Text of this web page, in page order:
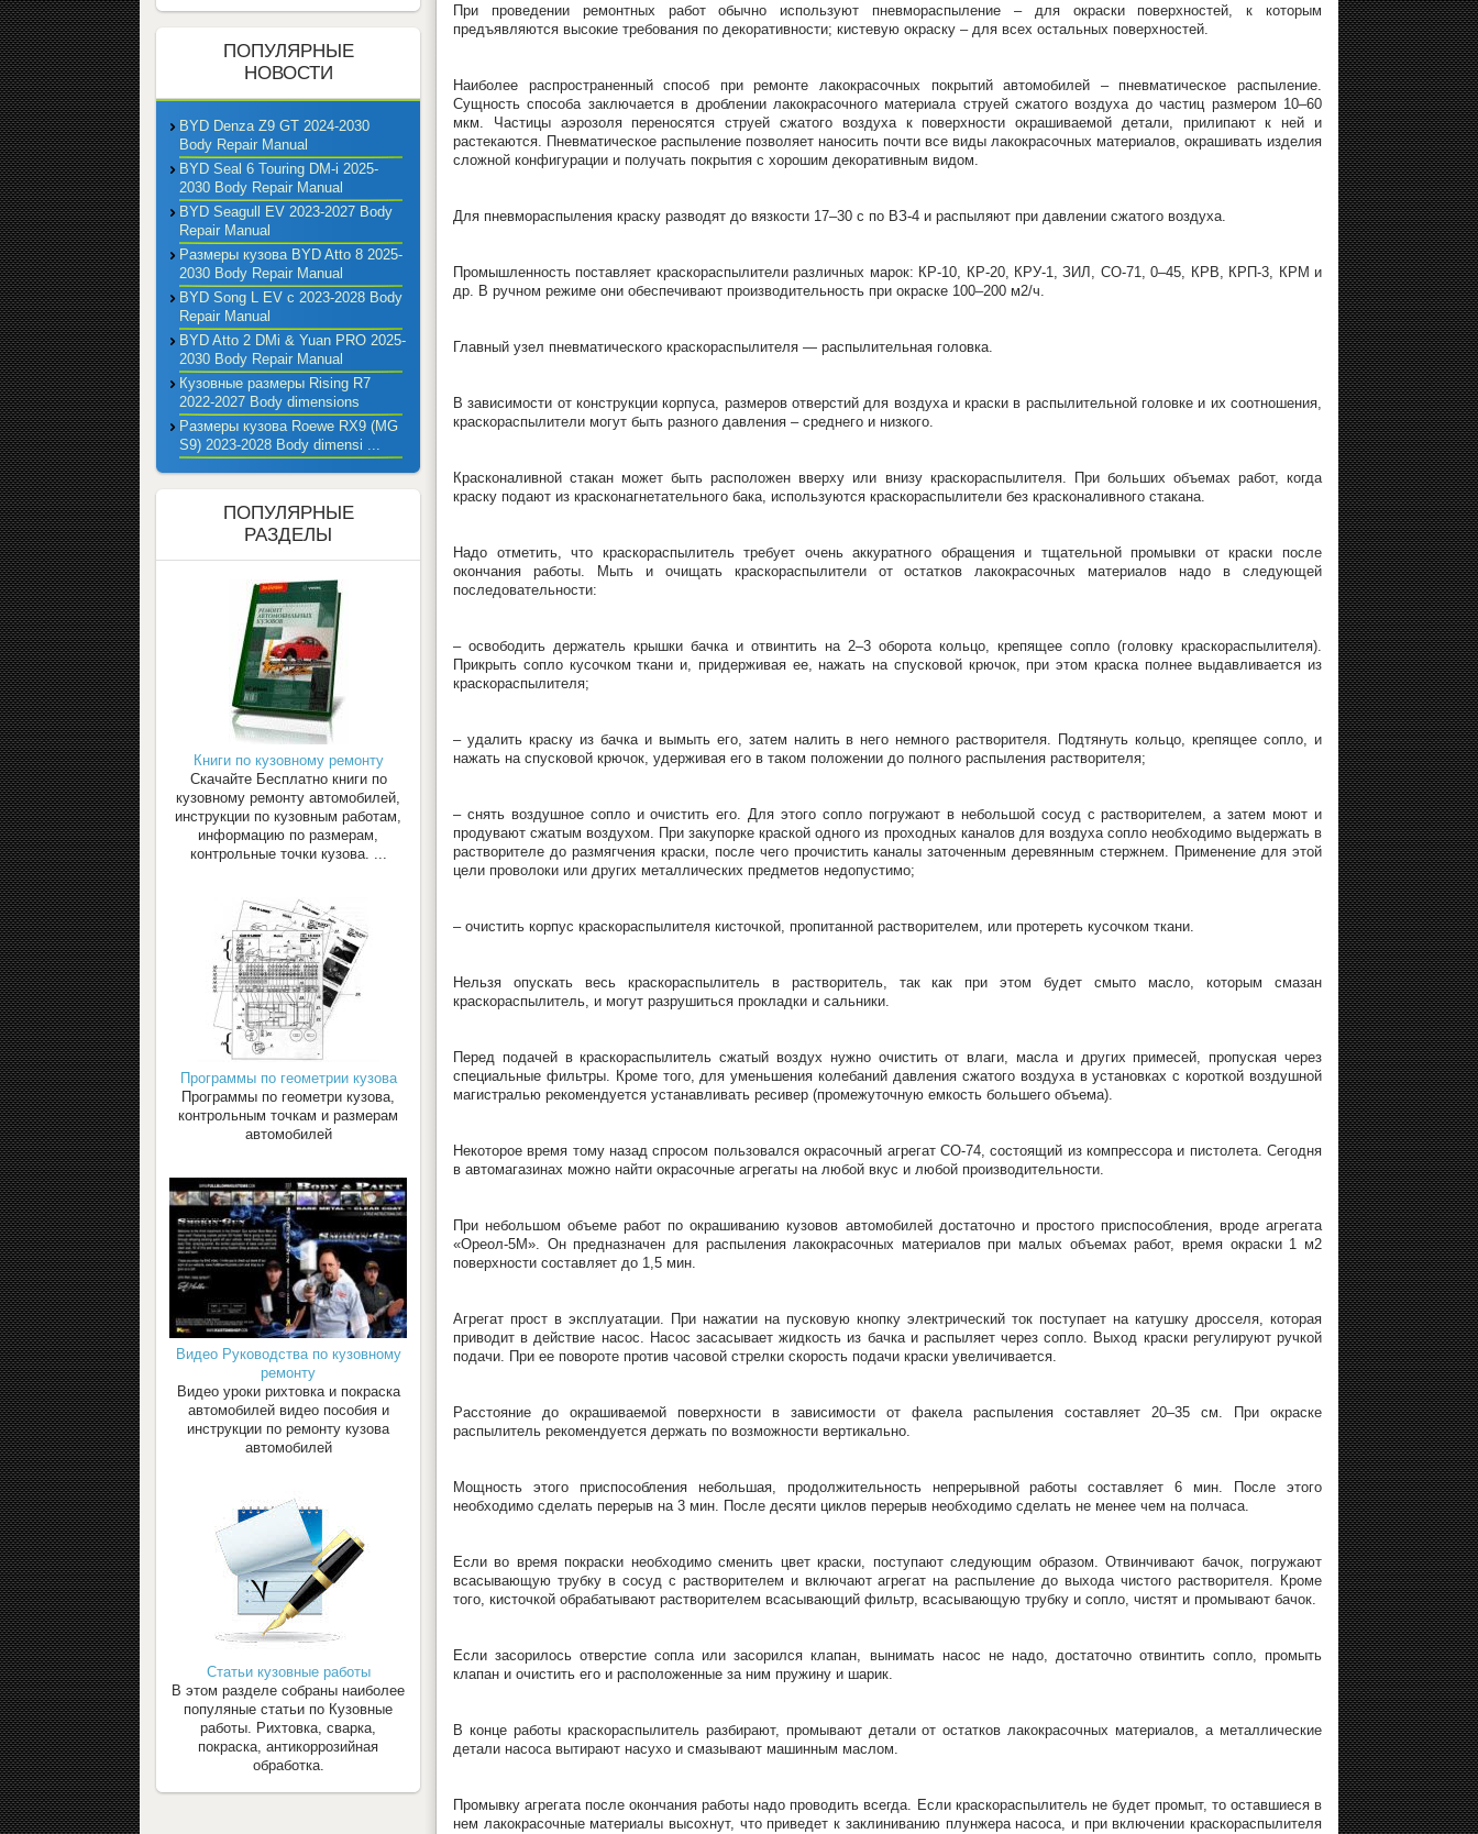
При проведении ремонтных работ обычно используют пневмораспыление – для окраски поверхностей, к которым
предъявляются высокие требования по декоративности; кистевую окраску – для всех остальных поверхностей.
Наиболее распространенный способ при ремонте лакокрасочных покрытий автомобилей – пневматическое распыление.
Сущность способа заключается в дроблении лакокрасочного материала струей сжатого воздуха до частиц размером 10–60
мкм. Частицы аэрозоля переносятся струей сжатого воздуха к поверхности окрашиваемой детали, прилипают к ней и
растекаются. Пневматическое распыление позволяет наносить почти все виды лакокрасочных материалов, окрашивать изделия
сложной конфигурации и получать покрытия с хорошим декоративным видом.
Для пневмораспыления краску разводят до вязкости 17–30 с по ВЗ-4 и распыляют при давлении сжатого воздуха.
Промышленность поставляет краскораспылители различных марок: КР-10, КР-20, КРУ-1, ЗИЛ, СО-71, 0–45, КРВ, КРП-3, КРМ и
др. В ручном режиме они обеспечивают производительность при окраске 100–200 м2/ч.
Главный узел пневматического краскораспылителя — распылительная головка.
В зависимости от конструкции корпуса, размеров отверстий для воздуха и краски в распылительной головке и их соотношения,
краскораспылители могут быть разного давления – среднего и низкого.
Красконаливной стакан может быть расположен вверху или внизу краскораспылителя. При больших объемах работ, когда
краску подают из красконагнетательного бака, используются краскораспылители без красконаливного стакана.
Надо отметить, что краскораспылитель требует очень аккуратного обращения и тщательной промывки от краски после
окончания работы. Мыть и очищать краскораспылители от остатков лакокрасочных материалов надо в следующей
последовательности:
– освободить держатель крышки бачка и отвинтить на 2–3 оборота кольцо, крепящее сопло (головку краскораспылителя).
Прикрыть сопло кусочком ткани и, придерживая ее, нажать на спусковой крючок, при этом краска полнее выдавливается из
краскораспылителя;
– удалить краску из бачка и вымыть его, затем налить в него немного растворителя. Подтянуть кольцо, крепящее сопло, и
нажать на спусковой крючок, удерживая его в таком положении до полного распыления растворителя;
– снять воздушное сопло и очистить его. Для этого сопло погружают в небольшой сосуд с растворителем, а затем моют и
продувают сжатым воздухом. При закупорке краской одного из проходных каналов для воздуха сопло необходимо выдержать в
растворителе до размягчения краски, после чего прочистить каналы заточенным деревянным стержнем. Применение для этой
цели проволоки или других металлических предметов недопустимо;
– очистить корпус краскораспылителя кисточкой, пропитанной растворителем, или протереть кусочком ткани.
Нельзя опускать весь краскораспылитель в растворитель, так как при этом будет смыто масло, которым смазан
краскораспылитель, и могут разрушиться прокладки и сальники.
Перед подачей в краскораспылитель сжатый воздух нужно очистить от влаги, масла и других примесей, пропуская через
специальные фильтры. Кроме того, для уменьшения колебаний давления сжатого воздуха в установках с короткой воздушной
магистралью рекомендуется устанавливать ресивер (промежуточную емкость большего объема).
Некоторое время тому назад спросом пользовался окрасочный агрегат СО-74, состоящий из компрессора и пистолета. Сегодня
в автомагазинах можно найти окрасочные агрегаты на любой вкус и любой производительности.
При небольшом объеме работ по окрашиванию кузовов автомобилей достаточно и простого приспособления, вроде агрегата
«Ореол-5М». Он предназначен для распыления лакокрасочных материалов при малых объемах работ, время окраски 1 м2
поверхности составляет до 1,5 мин.
Агрегат прост в эксплуатации. При нажатии на пусковую кнопку электрический ток поступает на катушку дросселя, которая
приводит в действие насос. Насос засасывает жидкость из бачка и распыляет через сопло. Выход краски регулируют ручкой
подачи. При ее повороте против часовой стрелки скорость подачи краски увеличивается.
Расстояние до окрашиваемой поверхности в зависимости от факела распыления составляет 20–35 см. При окраске
распылитель рекомендуется держать по возможности вертикально.
Мощность этого приспособления небольшая, продолжительность непрерывной работы составляет 6 мин. После этого
необходимо сделать перерыв на 3 мин. После десяти циклов перерыв необходимо сделать не менее чем на полчаса.
Если во время покраски необходимо сменить цвет краски, поступают следующим образом. Отвинчивают бачок, погружают
всасывающую трубку в сосуд с растворителем и включают агрегат на распыление до выхода чистого растворителя. Кроме
того, кисточкой обрабатывают растворителем всасывающий фильтр, всасывающую трубку и сопло, чистят и промывают бачок.
Если засорилось отверстие сопла или засорился клапан, вынимать насос не надо, достаточно отвинтить сопло, промыть
клапан и очистить его и расположенные за ним пружину и шарик.
В конце работы краскораспылитель разбирают, промывают детали от остатков лакокрасочных материалов, а металлические
детали насоса вытирают насухо и смазывают машинным маслом.
Промывку агрегата после окончания работы надо проводить всегда. Если краскораспылитель не будет промыт, то оставшиеся в
нем лакокрасочные материалы высохнут, что приведет к заклиниванию плунжера насоса, и при включении краскораспылителя
ПОПУЛЯРНЫЕ
НОВОСТИ
BYD Denza Z9 GT 2024-2030
Body Repair Manual
BYD Seal 6 Touring DM-i 2025-
2030 Body Repair Manual
BYD Seagull EV 2023-2027 Body
Repair Manual
Размеры кузова BYD Atto 8 2025-
2030 Body Repair Manual
BYD Song L EV с 2023-2028 Body
Repair Manual
BYD Atto 2 DMi & Yuan PRO 2025-
2030 Body Repair Manual
Кузовные размеры Rising R7
2022-2027 Body dimensions
Размеры кузова Roewe RX9 (MG
S9) 2023-2028 Body dimensi ...
ПОПУЛЯРНЫЕ
РАЗДЕЛЫ
Книги по кузовному ремонту
Скачайте Бесплатно книги по
кузовному ремонту автомобилей,
инструкции по кузовным работам,
информацию по размерам,
контрольные точки кузова. ...
Программы по геометрии кузова
Программы по геометри кузова,
контрольным точкам и размерам
автомобилей
Видео Руководства по кузовному
ремонту
Видео уроки рихтовка и покраска
автомобилей видео пособия и
инструкции по ремонту кузова
автомобилей
Статьи кузовные работы
В этом разделе собраны наиболее
популяные статьи по Кузовные
работы. Рихтовка, сварка,
покраска, антикоррозийная
обработка.